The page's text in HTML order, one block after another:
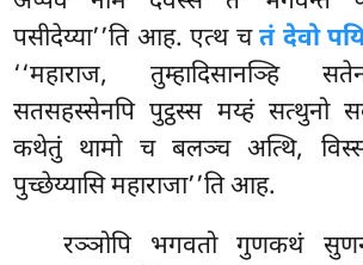
पसीदेय्या’’ति आह. एत्थ चतं देवो
‘‘महाराज, तुम्हादिसानञ्हि
सतसहस्सेनपि पुट्ठस्स मय्हं सत्थुनो
कथेतुं थामो च बलञ्च अत्थि,
पुच्छेय्यासि महाराजा’’ति आह.
रञ्ञोपि भगवतो गुणकथं